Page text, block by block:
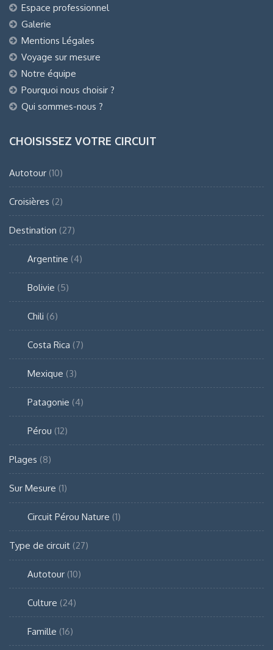
Espace professionnel
Galerie
Mentions Légales
Voyage sur mesure
Notre équipe
Pourquoi nous choisir ?
Qui sommes-nous ?
CHOISISSEZ VOTRE CIRCUIT
Autotour (10)
Croisières (2)
Destination (27)
Argentine (4)
Bolivie (5)
Chili (6)
Costa Rica (7)
Mexique (3)
Patagonie (4)
Pérou (12)
Plages (8)
Sur Mesure (1)
Circuit Pérou Nature (1)
Type de circuit (27)
Autotour (10)
Culture (24)
Famille (16)